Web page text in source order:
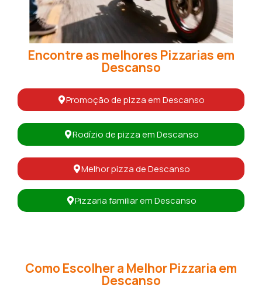
Encontre as melhores Pizzarias em
Descanso
Promoção de pizza em Descanso
Rodízio de pizza em Descanso
Melhor pizza de Descanso
Pizzaria familiar em Descanso
Como Escolher a Melhor Pizzaria em
Descanso